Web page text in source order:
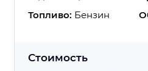
Топливо: Бензин
Стоимость